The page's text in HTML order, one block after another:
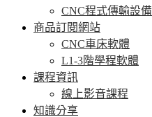
CNC程式傳輸設備
商品訂閱網站
CNC車床軟體
L1-3階學程軟體
課程資訊
線上影音課程
知識分享